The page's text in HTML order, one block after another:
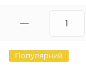
Популярний